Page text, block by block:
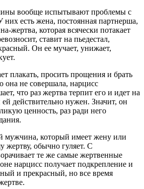
вообще испытывают проблемы с
них есть жена, постоянная партнерша,
жертва, которая всячески потакает
ставит на пьедестал,
Он ее мучает, унижает,
плакать, просить прощения и брать
она не совершала, нарцисс
что раз жертва терпит его и идет на
ей действительно нужен. Значит, он
ценность, раз ради него
мужчина, который имеет жену или
жертву, обычно гуляет. С
те же самые жертвенные
нарцисс получает подкрепление и
и прекрасный, но все время